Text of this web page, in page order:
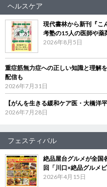
ヘルスケア
現代書林から新刊『
考塾の15人の医師や薬
2026年8月5日
重症筋無力症への正しい知識と理
配信も
2026年7月31日
【がんを生きる緩和ケア医・大橋洋
2026年7月28日
フェスティバル
絶品屋台グルメが全
回「川口×絶品グルメ
2026年4月15日